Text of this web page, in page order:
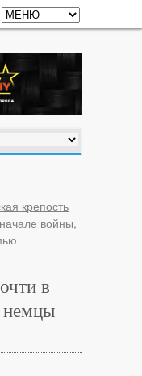
крепость
войны,
в
немцы